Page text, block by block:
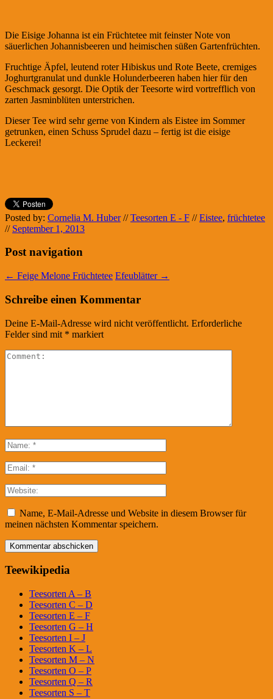
Die Eisige Johanna ist ein Früchtetee mit feinster Note von
säuerlichen Johannisbeeren und heimischen süßen Gartenfrüchten.
Fruchtige Äpfel, leutend roter Hibiskus und Rote Beete, cremiges
Joghurtgranulat und dunkle Holunderbeeren haben hier für den
Geschmack gesorgt. Die Optik der Teesorte wird vortrefflich von
zarten Jasminblüten unterstrichen.
Dieser Tee wird sehr gerne von Kindern als Eistee im Sommer
getrunken, einen Schuss Sprudel dazu – fertig ist die eisige
Leckerei!
Posted by: Cornelia M. Huber // Teesorten E - F // Eistee, früchtetee
// September 1, 2013
Post navigation
← Feige Melone Früchtetee Efeublätter →
Schreibe einen Kommentar
Deine E-Mail-Adresse wird nicht veröffentlicht. Erforderliche
Felder sind mit * markiert
Name, E-Mail-Adresse und Website in diesem Browser für
meinen nächsten Kommentar speichern.
Teewikipedia
Teesorten A – B
Teesorten C – D
Teesorten E – F
Teesorten G – H
Teesorten I – J
Teesorten K – L
Teesorten M – N
Teesorten O – P
Teesorten Q – R
Teesorten S – T